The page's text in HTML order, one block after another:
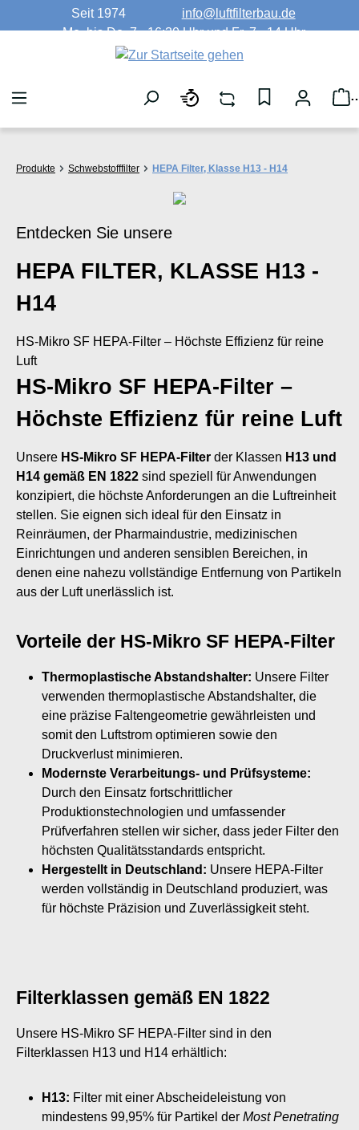
Zum Hauptinhalt springen
Seit 1974
info@luftfilterbau.de
Mo. bis Do. 7 - 16:30 Uhr und Fr. 7 - 14 Uhr
Produkte Schwebstofffilter HEPA Filter, Klasse H13 - H14
Entdecken Sie unsere
HEPA FILTER, KLASSE H13 -
H14
HS-Mikro SF HEPA-Filter – Höchste Effizienz für reine
Luft
HS-Mikro SF HEPA-Filter –
Höchste Effizienz für reine Luft
Unsere HS-Mikro SF HEPA-Filter der Klassen H13 und
H14 gemäß EN 1822 sind speziell für Anwendungen
konzipiert, die höchste Anforderungen an die Luftreinheit
stellen. Sie eignen sich ideal für den Einsatz in
Reinräumen, der Pharmaindustrie, medizinischen
Einrichtungen und anderen sensiblen Bereichen, in
denen eine nahezu vollständige Entfernung von Partikeln
aus der Luft unerlässlich ist.
Vorteile der HS-Mikro SF HEPA-Filter
Thermoplastische Abstandshalter: Unsere Filter
verwenden thermoplastische Abstandshalter, die
eine präzise Faltengeometrie gewährleisten und
somit den Luftstrom optimieren sowie den
Druckverlust minimieren.
Modernste Verarbeitungs- und Prüfsysteme:
Durch den Einsatz fortschrittlicher
Produktionstechnologien und umfassender
Prüfverfahren stellen wir sicher, dass jeder Filter den
höchsten Qualitätsstandards entspricht.
Hergestellt in Deutschland: Unsere HEPA-Filter
werden vollständig in Deutschland produziert, was
für höchste Präzision und Zuverlässigkeit steht.
Filterklassen gemäß EN 1822
Unsere HS-Mikro SF HEPA-Filter sind in den
Filterklassen H13 und H14 erhältlich:
H13: Filter mit einer Abscheideleistung von
mindestens 99,95% für Partikel der Most Penetrating